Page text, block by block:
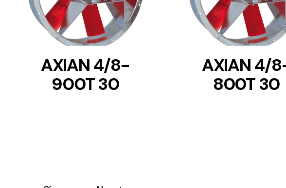
AXIAN 4/8-
900T 30
AXIAN 4/
800T 30